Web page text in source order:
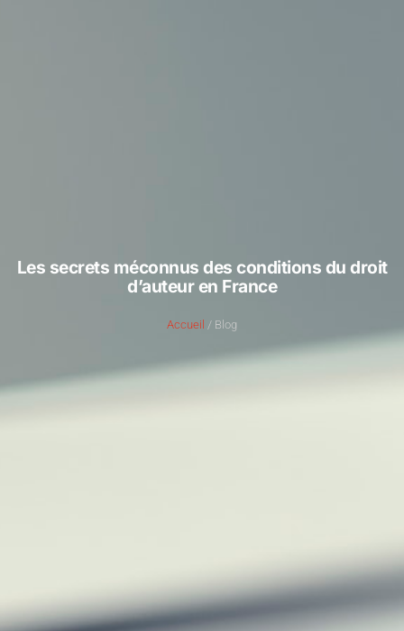
Les secrets méconnus des conditions du droit
d’auteur en France
Accueil / Blog